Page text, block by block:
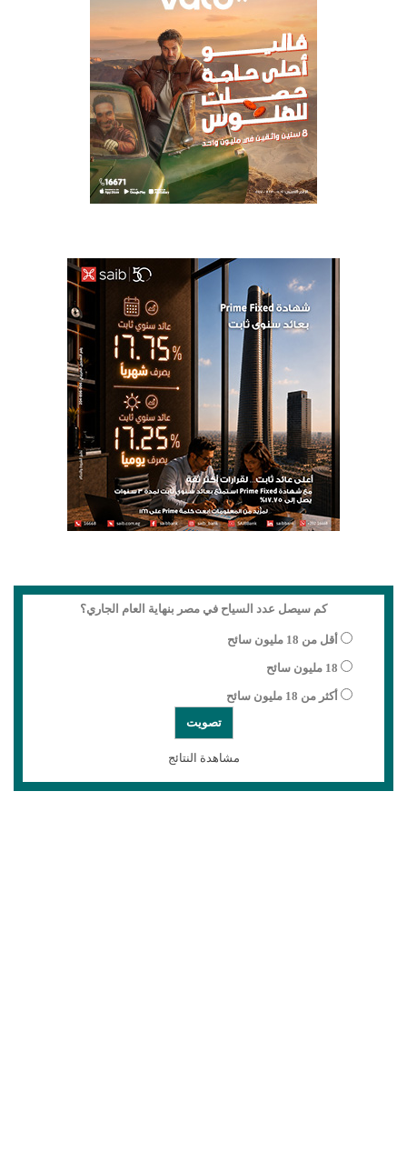
كم سيصل عدد السياح في مصر بنهاية العام الجاري؟
أقل من 18 مليون سائح
18 مليون سائح
أكثر من 18 مليون سائح
مشاهدة النتائج